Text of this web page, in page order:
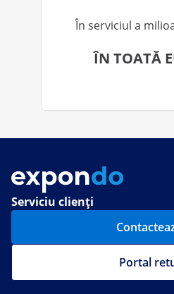
În serviciul a
ÎN TOATĂ
Serviciu clienți
Portal